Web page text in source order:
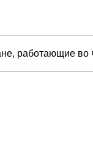
работающие во